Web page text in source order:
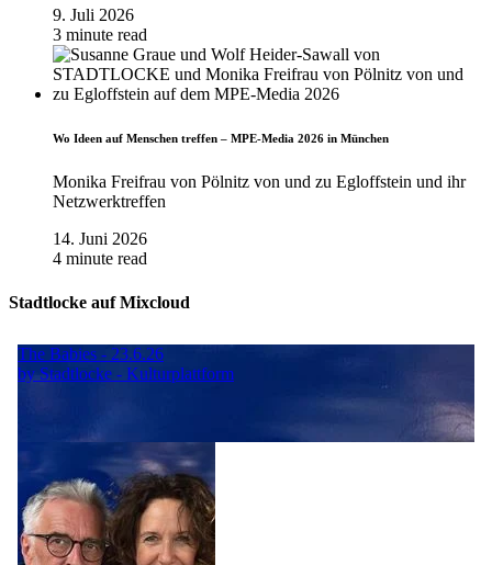
9. Juli 2026
3 minute read
Wo Ideen auf Menschen treffen – MPE-Media 2026 in München
Monika Freifrau von Pölnitz von und zu Egloffstein und ihr
Netzwerktreffen
14. Juni 2026
4 minute read
Stadtlocke auf Mixcloud